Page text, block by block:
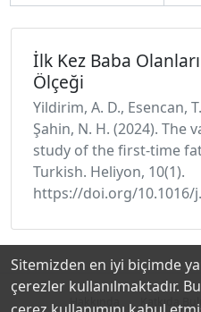
İlk Kez Baba
Ölçeği
Yildirim, A. D., Esencan,
Şahin, N. H. (2024). The
study of the first-time
Turkish. Heliyon, 10(1).
https://doi.org/10.1016/
Hakkında Katkıda
Sitemizden en iyi biçimde
çerezler kullanılmaktadır.